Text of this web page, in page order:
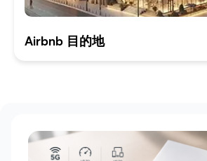
Airbnb 目的地